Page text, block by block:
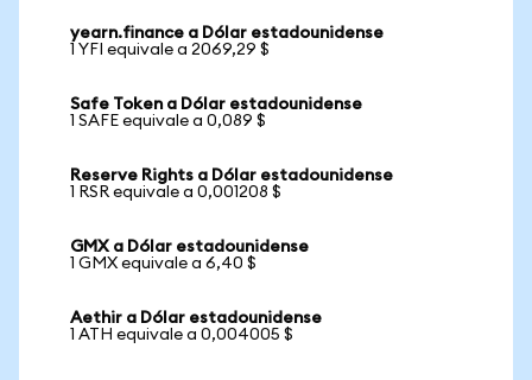
yearn.finance a Dólar estadounidense
1 YFI equivale a 2069,29 $
Safe Token a Dólar estadounidense
1 SAFE equivale a 0,089 $
Reserve Rights a Dólar estadounidense
1 RSR equivale a 0,001208 $
GMX a Dólar estadounidense
1 GMX equivale a 6,40 $
Aethir a Dólar estadounidense
1 ATH equivale a 0,004005 $